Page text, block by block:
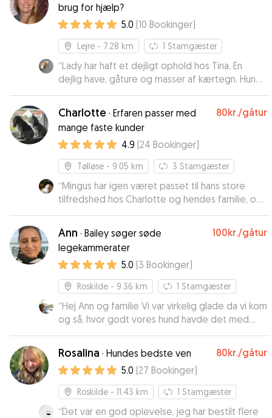
brug for hjælp?
5.0 (10 Bookinger)
Lejre - 7.28 km 1 Stamgæster
“Lady har haft et dejligt ophold hos Tina. En
dejlig have, gåture og masser af kærtegn. Hun
var dejlig afslappet efter at have været hos
Tina. Vi vil rigtig geren spørge Tina en anden
gang om pasning af Lady.”
Charlotte · Erfaren passer med
mange faste kunder
80kr./gåtur
4.9 (24 Bookinger)
Tølløse - 9.05 km 3 Stamgæster
“Mingus har igen været passet til hans store
tilfredshed hos Charlotte og hendes familie, og
ikke at forglemme Ditto, deres egen hund. Vi er
altid glade for at aflevere Mingus hos familien,
og han elsker at være hos dem. Så næste gang
vi skal rejse, booker vi først, når vi ved, om der er
plads hos dem.”
Ann · Bailey søger søde
legekammerater
100kr./gåtur
5.0 (3 Bookinger)
Roskilde - 9.36 km 1 Stamgæster
“Hej Ann og familie Vi var virkelig glade da vi kom
og så, hvor godt vores hund havde det med
Jeres familie. Vi kunne mærke, at hun var tryg og
hyggede sig, tusinde tak for Jeres måde at
være på. Vi vender med glæde tilbage til Jer.
God Jul og godt Nytår. Bh. Yvonne og Svend Erik
Rosalina · Hundes bedste ven 80kr./gåtur
5.0 (27 Bookinger)
Roskilde - 11.43 km 1 Stamgæster
“Det var en god oplevelse, jeg har bestilt flere